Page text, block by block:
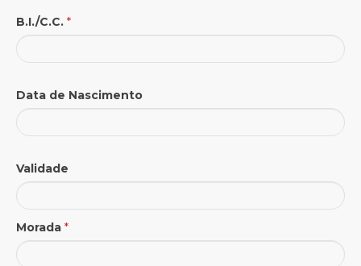
B.I./C.C. *
Data de Nascimento
Validade
Morada *